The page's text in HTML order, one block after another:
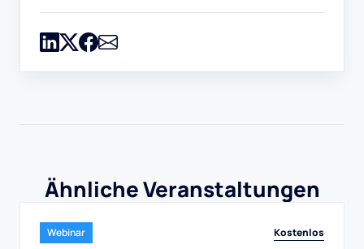
Ähnliche Veranstaltungen
Webinar
Kostenlos